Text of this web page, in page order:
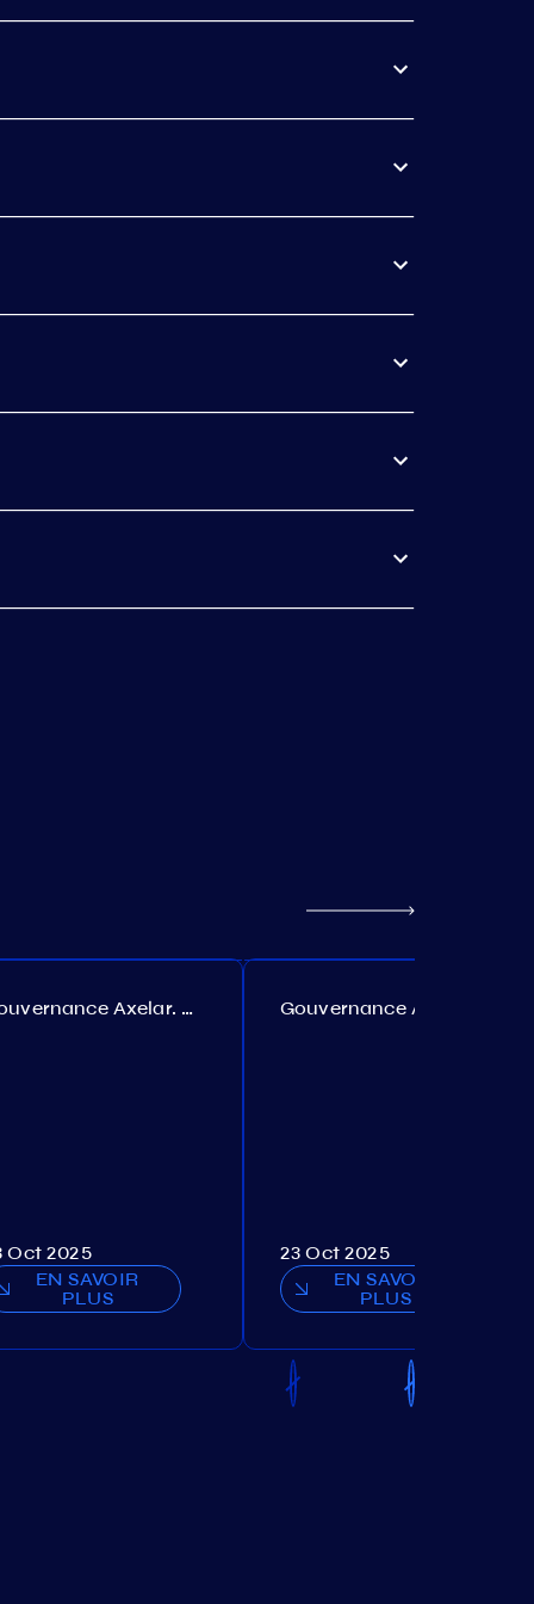
Gouvernance Axelar. Proposition №385
Oct 2025
EN SAVOIR
PLUS
23 Oct 2025
EN SAVOIR
PLUS